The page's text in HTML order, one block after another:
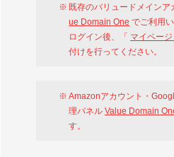
既存のバリュードメイン
ue Domain One でご利用
ログイン後、「 マイペー
付けを行ってください。
Amazonアカウント・
理パネルValue Domain
す。